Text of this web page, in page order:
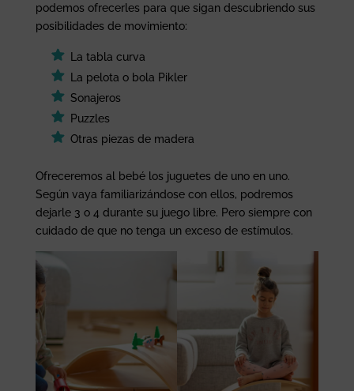
podemos ofrecerles para que sigan descubriendo sus
posibilidades de movimiento:
La tabla curva
La pelota o bola Pikler
Sonajeros
Puzzles
Otras piezas de madera
Ofreceremos al bebé los juguetes de uno en uno.
Según vaya familiarizándose con ellos, podremos
dejarle 3 o 4 durante su juego libre. Pero siempre con
cuidado de que no tenga un exceso de estímulos.